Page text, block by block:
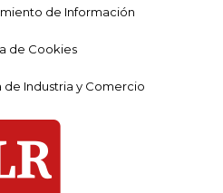
de Información
de Cookies
Industria y Comercio